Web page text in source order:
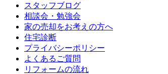
スタッフブログ
相談会・勉強会
家の売却をお考えの方へ
住宅診断
プライバシーポリシー
よくあるご質問
リフォームの流れ